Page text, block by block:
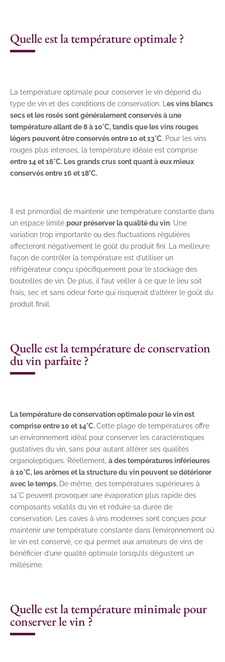
Quelle est la température optimale ?
La température optimale pour conserver le vin dépend du
type de vin et des conditions de conservation. L es vins blancs
secs et les rosés sont généralement conservés à une
température allant de 8 à 10°C, tandis que les vins rouges
légers peuvent être conservés entre 10 et 13°C. Pour les vins
rouges plus intenses, la température idéale est comprise
entre 14 et 16°C. Les grands crus sont quant à eux mieux
conservés entre 16 et 18°C.
Il est primordial de maintenir une température constante dans
un espace limité pour préserver la qualité du vin. Une
variation trop importante ou des fluctuations régulières
affecteront négativement le goût du produit fini. La meilleure
façon de contrôler la température est d’utiliser un
réfrigérateur conçu spécifiquement pour le stockage des
bouteilles de vin. De plus, il faut veiller à ce que le lieu soit
frais, sec et sans odeur forte qui risquerait d’altérer le goût du
produit final.
Quelle est la température de conservation
du vin parfaite ?
La température de conservation optimale pour le vin est
comprise entre 10 et 14°C.Cette plage de températures offre
un environnement idéal pour conserver les caractéristiques
gustatives du vin, sans pour autant altérer ses qualités
organoleptiques. Réellement, à des températures inférieures
à 10°C, les arômes et la structure du vin peuvent se détériorer
avec le temps. De même, des températures supérieures à
14°C peuvent provoquer une évaporation plus rapide des
composants volatils du vin et réduire sa durée de
conservation. Les caves à vins modernes sont conçues pour
maintenir une température constante dans l’environnement où
le vin est conservé, ce qui permet aux amateurs de vins de
bénéficier d’une qualité optimale lorsqu’ils dégustent un
millésime.
Quelle est la température minimale pour
conserver le vin ?